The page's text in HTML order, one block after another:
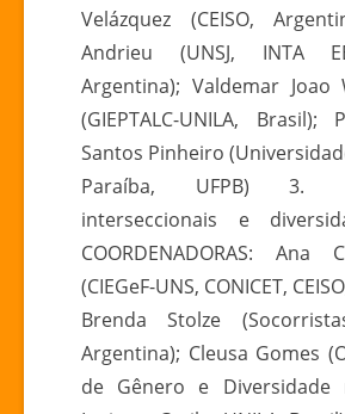
Velázquez (CEISO,
Andrieu (UNSJ, INTA
Argentina); Valdemar Joao
(GIEPTALC-UNILA, Brasil);
Santos Pinheiro
Paraíba, UFPB) 3.
interseccionais e
COORDENADORAS: Ana
(CIEGeF-UNS, CONICET,
Brenda Stolze
Argentina); Cleusa Gomes
de Gênero e Diversidade